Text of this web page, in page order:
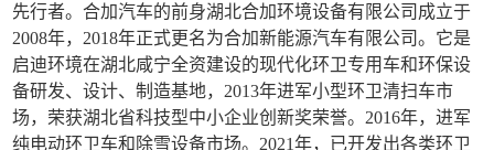
先行者。合加汽车的前身湖北合加环境设备有限公司成立于
2008年，2018年正式更名为合加新能源汽车有限公司。它是
启迪环境在湖北咸宁全资建设的现代化环卫专用车和环保设
备研发、设计、制造基地，2013年进军小型环卫清扫车市
场，荣获湖北省科技型中小企业创新奖荣誉。2016年，进军
纯电动环卫车和除雪设备市场。2021年，已开发出各类环卫